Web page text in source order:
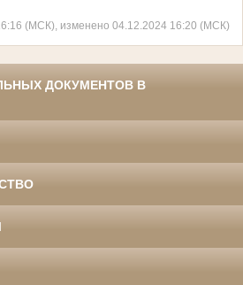
(МСК), изменено 04.12.2024 16:20 (МСК)
ДОКУМЕНТОВ В